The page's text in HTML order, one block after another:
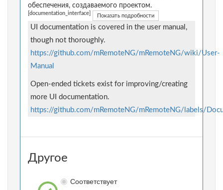
обеспечения, создаваемого проектом.
[documentation_interface] Показать подробности
UI documentation is covered in the user manual,
though not thoroughly.
https://github.com/mRemoteNG/mRemoteNG/wiki/User-
Manual
Open-ended tickets exist for improving/creating
more UI documentation.
https://github.com/mRemoteNG/mRemoteNG/labels/
Другое
Соответствует